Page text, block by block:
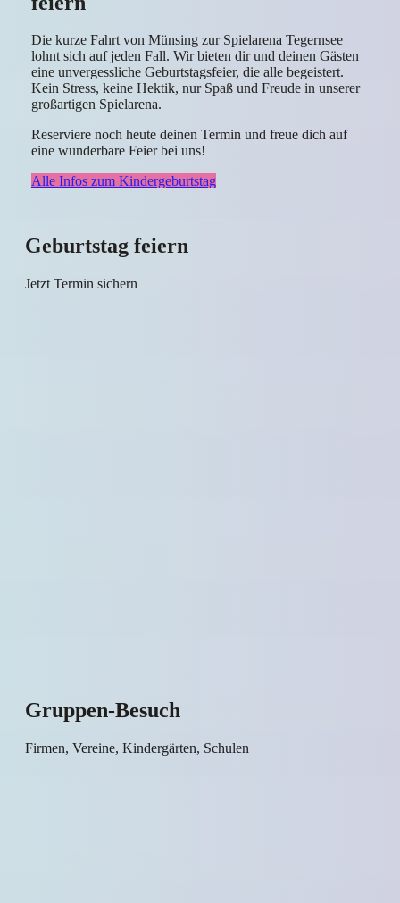
Die kurze Fahrt von Münsing zur Spielarena Tegernsee
lohnt sich auf jeden Fall. Wir bieten dir und deinen Gästen
eine unvergessliche Geburtstagsfeier, die alle begeistert.
Kein Stress, keine Hektik, nur Spaß und Freude in unserer
großartigen Spielarena.
Reserviere noch heute deinen Termin und freue dich auf
eine wunderbare Feier bei uns!
Alle Infos zum Kindergeburtstag
Geburtstag feiern
Jetzt Termin sichern
Gruppen-Besuch
Firmen, Vereine, Kindergärten, Schulen